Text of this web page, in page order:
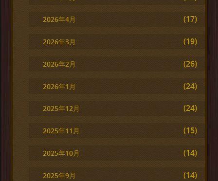
2026年4月 (17)
2026年3月 (19)
2026年2月 (26)
2026年1月 (24)
2025年12月 (24)
2025年11月 (15)
2025年10月 (14)
2025年9月 (14)